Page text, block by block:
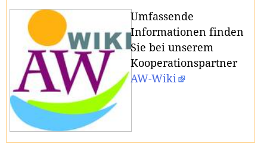
Umfassende
Informationen finden
Sie bei unserem
Kooperationspartner
AW-Wiki